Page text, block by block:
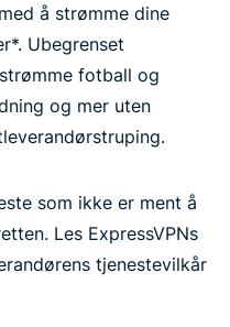
å strømme dine
Ubegrenset
fotball og
og mer uten
som ikke er ment å
Les ExpressVPNs
tjenestevilkår